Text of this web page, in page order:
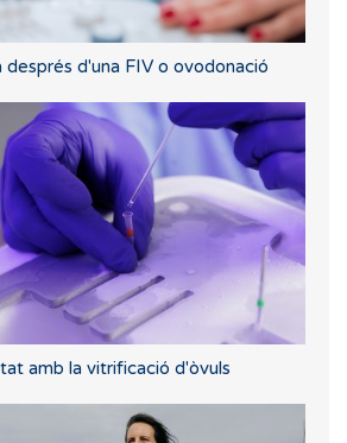
d'una FIV o ovodonació
amb la vitrificació d'òvuls